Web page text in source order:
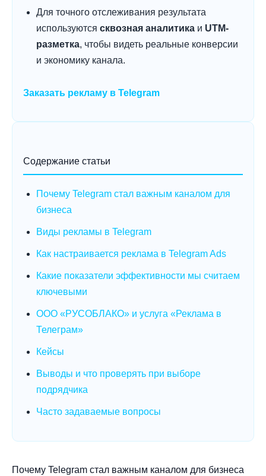
Для точного отслеживания результата
используются сквозная аналитика и UTM-
разметка, чтобы видеть реальные конверсии
и экономику канала.
Заказать рекламу в Telegram
Содержание статьи
Почему Telegram стал важным каналом для
бизнеса
Виды рекламы в Telegram
Как настраивается реклама в Telegram Ads
Какие показатели эффективности мы считаем
ключевыми
ООО «РУСОБЛАКО» и услуга «Реклама в
Телеграм»
Кейсы
Выводы и что проверять при выборе
подрядчика
Часто задаваемые вопросы
Почему Telegram стал важным каналом для бизнеса